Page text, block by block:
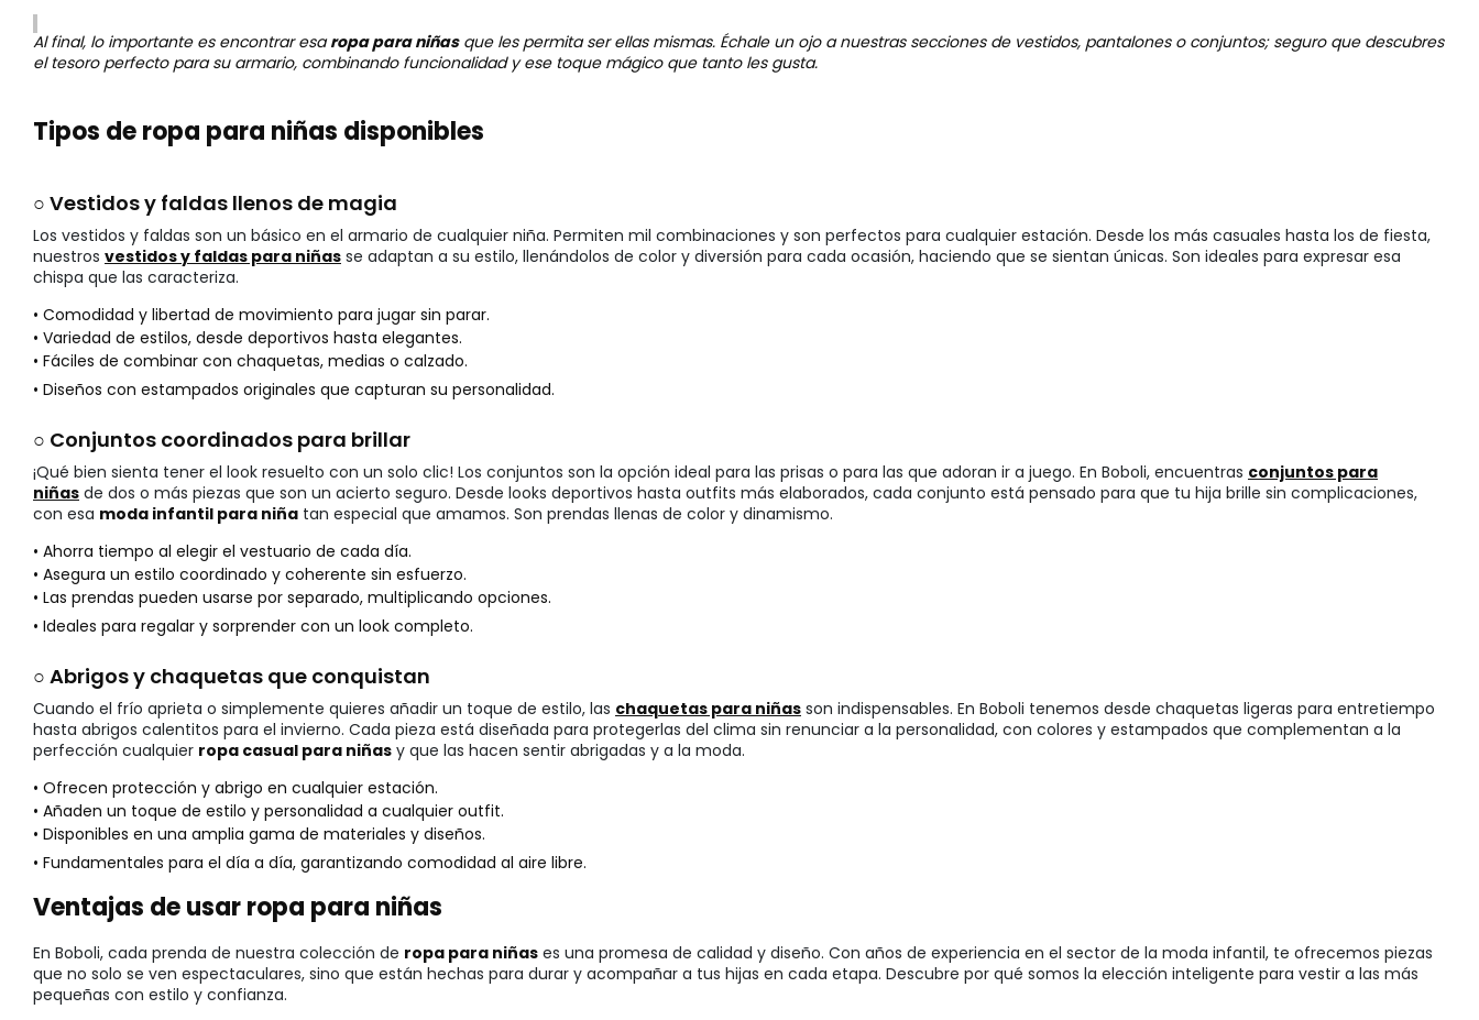
Al final, lo importante es encontrar esaropa para niñasque les permita ser ellas mismas. Échale un ojo a nuestras secciones de vestidos, pantalones o conjuntos; seguro que descubres
el tesoro perfecto para su armario, combinando funcionalidad y ese toque mágico que tanto les gusta.
Tipos de ropa para niñas disponibles
○ Vestidos y faldas llenos de magia
Los vestidos y faldas son un básico en el armario de cualquier niña. Permiten mil combinaciones y son perfectos para cualquier estación. Desde los más casuales hasta los de fiesta,
nuestros vestidos y faldas para niñas se adaptan a su estilo, llenándolos de color y diversión para cada ocasión, haciendo que se sientan únicas. Son ideales para expresar esa
chispa que las caracteriza.
• Comodidad y libertad de movimiento para jugar sin parar.
• Variedad de estilos, desde deportivos hasta elegantes.
• Fáciles de combinar con chaquetas, medias o calzado.
• Diseños con estampados originales que capturan su personalidad.
○ Conjuntos coordinados para brillar
¡Qué bien sienta tener el look resuelto con un solo clic! Los conjuntos son la opción ideal para las prisas o para las que adoran ir a juego. En Boboli, encuentras conjuntos para
niñas de dos o más piezas que son un acierto seguro. Desde looks deportivos hasta outfits más elaborados, cada conjunto está pensado para que tu hija brille sin complicaciones,
con esa moda infantil para niña tan especial que amamos. Son prendas llenas de color y dinamismo.
• Ahorra tiempo al elegir el vestuario de cada día.
• Asegura un estilo coordinado y coherente sin esfuerzo.
• Las prendas pueden usarse por separado, multiplicando opciones.
• Ideales para regalar y sorprender con un look completo.
○ Abrigos y chaquetas que conquistan
Cuando el frío aprieta o simplemente quieres añadir un toque de estilo, las chaquetas para niñas son indispensables. En Boboli tenemos desde chaquetas ligeras para entretiempo
hasta abrigos calentitos para el invierno. Cada pieza está diseñada para protegerlas del clima sin renunciar a la personalidad, con colores y estampados que complementan a la
perfección cualquier ropa casual para niñas y que las hacen sentir abrigadas y a la moda.
• Ofrecen protección y abrigo en cualquier estación.
• Añaden un toque de estilo y personalidad a cualquier outfit.
• Disponibles en una amplia gama de materiales y diseños.
• Fundamentales para el día a día, garantizando comodidad al aire libre.
Ventajas de usar ropa para niñas
En Boboli, cada prenda de nuestra colección de ropa para niñas es una promesa de calidad y diseño. Con años de experiencia en el sector de la moda infantil, te ofrecemos piezas
que no solo se ven espectaculares, sino que están hechas para durar y acompañar a tus hijas en cada etapa. Descubre por qué somos la elección inteligente para vestir a las más
pequeñas con estilo y confianza.